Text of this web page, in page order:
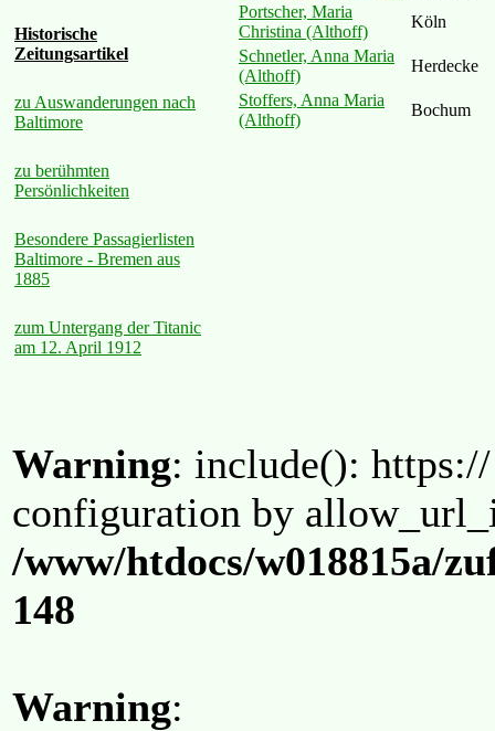
Historische
Zeitungsartikel
zu Auswanderungen nach
Baltimore
zu berühmten
Persönlichkeiten
Besondere Passagierlisten
Baltimore - Bremen aus
1885
zum Untergang der Titanic
am 12. April 1912
Portscher, Maria
Christina (Althoff)
Köln
Schnetler, Anna Maria
(Althoff)
Herdecke
Stoffers, Anna Maria
(Althoff)
Bochum
Warning: include():
configuration by
/www/htdocs/w018815a/
148
Warning: